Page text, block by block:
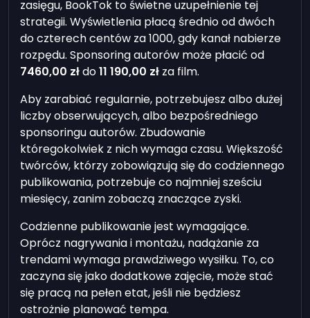
zasięgu, BookTok to świetne uzupełnienie tej
strategii. Wyświetlenia płacą średnio od dwóch
do czterech centów za 1000, gdy kanał nabierze
rozpędu. Sponsoring autorów może płacić od
7460,00 złdo11 190,00 zł za film.
Aby zarabiać regularnie, potrzebujesz albo dużej
liczby obserwujących, albo bezpośredniego
sponsoringu autorów. Zbudowanie
któregokolwiek z nich wymaga czasu. Większość
twórców, którzy zobowiązują się do codziennego
publikowania, potrzebuje co najmniej sześciu
miesięcy, zanim zobaczą znaczące zyski.
Codzienne publikowanie jest wymagające.
Oprócz nagrywania i montażu, nadążanie za
trendami wymaga prawdziwego wysiłku. To, co
zaczyna się jako dodatkowe zajęcie, może stać
się pracą na pełen etat, jeśli nie będziesz
ostrożnie planować tempa.